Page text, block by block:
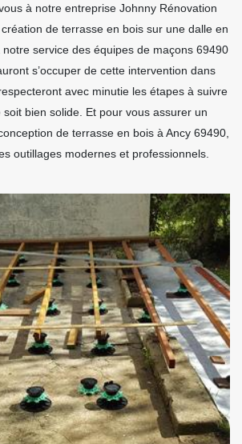
à notre entreprise Johnny Rénovation
création de terrasse en bois sur une dalle en
service des équipes de maçons 69490
s’occuper de cette intervention dans
avec minutie les étapes à suivre
bien solide. Et pour vous assurer un
de terrasse en bois à Ancy 69490,
outillages modernes et professionnels.